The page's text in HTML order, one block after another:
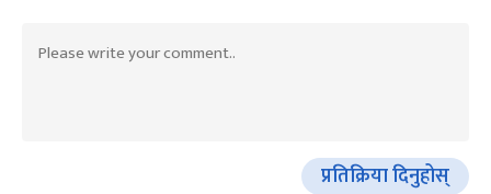
प्रतिक्रिया दिनुहोस्